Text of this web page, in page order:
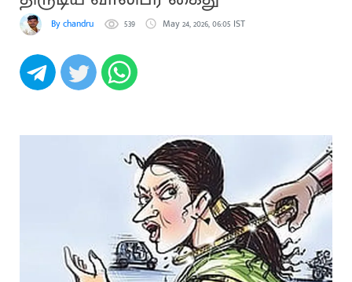
By chandru 539 May 24, 2026, 06:05 IST